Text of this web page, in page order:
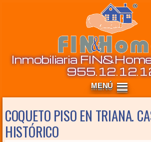
Inmobiliaria
COQUETO PISO EN TRIANA.
HISTÓRICO